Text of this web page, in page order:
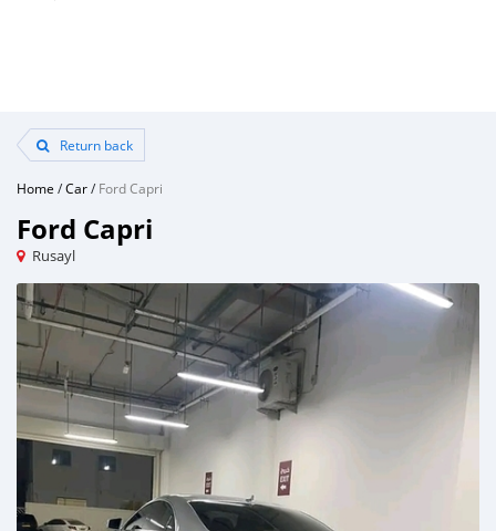
Return back
Home /Car/Ford Capri
Ford Capri
Rusayl